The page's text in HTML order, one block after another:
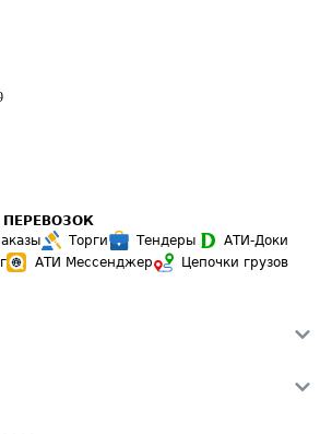
Торги Тендеры
АТИ-Доки
АТИ Мессенджер
Цепочки грузов
сайте